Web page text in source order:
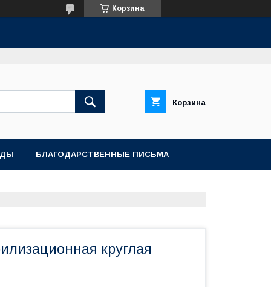
Корзина
Корзина
БЛАГОДАРСТВЕННЫЕ ПИСЬМА
круглая